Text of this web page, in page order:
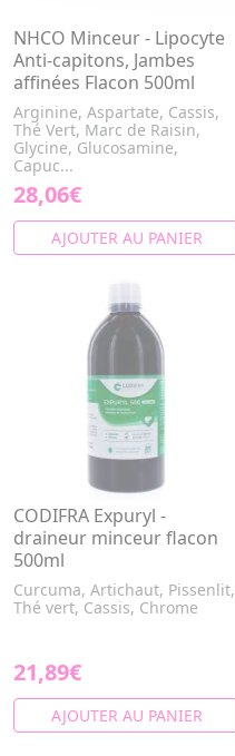
NHCO Minceur - Lipocyte
Anti-capitons, Jambes
affinées Flacon 500ml
Arginine, Aspartate, Cassis,
Thé Vert, Marc de Raisin,
Glycine, Glucosamine,
Capuc...
28,06€
AJOUTER AU PANIER
CODIFRA Expuryl -
draineur minceur flacon
500ml
Curcuma, Artichaut, Pissenlit,
Thé vert, Cassis, Chrome
21,89€
AJOUTER AU PANIER